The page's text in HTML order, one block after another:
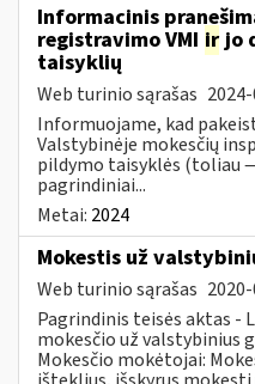
Informacinis
registravimo VMI irjo
taisyklių
Web turinio sąrašas
Informuojame, kad
Valstybinėje mokesčių
pildymo taisyklės (toliau
pagrindiniai...
Metai: 2024
Mokestis už
Web turinio sąrašas
Pagrindinis teisės aktas -
mokesčio už valstybinius
Mokesčio mokėtojai: